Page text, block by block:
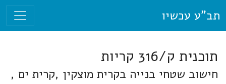
תב"ע עכשיו
תוכנית ק/316 קריות
חישוב שטחי בנייה בקרית מוצקין ,קרית ים ,